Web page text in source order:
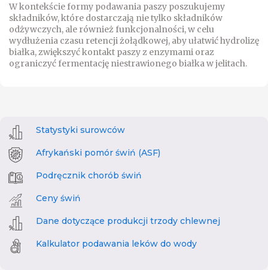
W kontekście formy podawania paszy poszukujemy
składników, które dostarczają nie tylko składników
odżywczych, ale również funkcjonalności, w celu
wydłużenia czasu retencji żołądkowej, aby ułatwić hydrolizę
białka, zwiększyć kontakt paszy z enzymami oraz
ograniczyć fermentację niestrawionego białka w jelitach.
Statystyki surowców
Afrykański pomór świń (ASF)
Podręcznik chorób świń
Ceny świń
Dane dotyczące produkcji trzody chlewnej
Kalkulator podawania leków do wody